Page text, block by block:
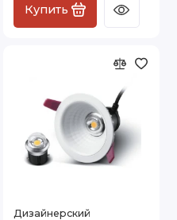
Купить
Дизайнерский